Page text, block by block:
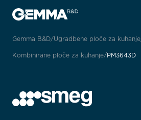
Gemma B&D Ugradbene ploče za kuhanje
Kombinirane ploče za kuhanje PM3643D